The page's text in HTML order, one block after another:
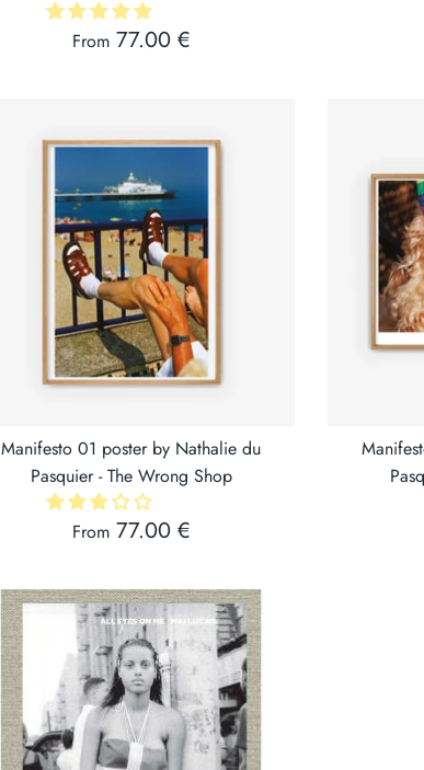
From 77.00 €
Manifesto 01 poster by Nathalie du
Pasquier - The Wrong Shop
From 77.00 €